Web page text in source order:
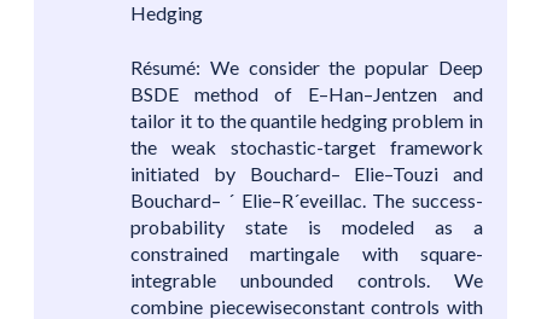
Hedging
Résumé: We consider the popular Deep
BSDE method of E–Han–Jentzen and
tailor it to the quantile hedging problem in
the weak stochastic-target framework
initiated by Bouchard– Elie–Touzi and
Bouchard– ´ Elie–R´eveillac. The success-
probability state is modeled as a
constrained martingale with square-
integrable unbounded controls. We
combine piecewiseconstant controls with